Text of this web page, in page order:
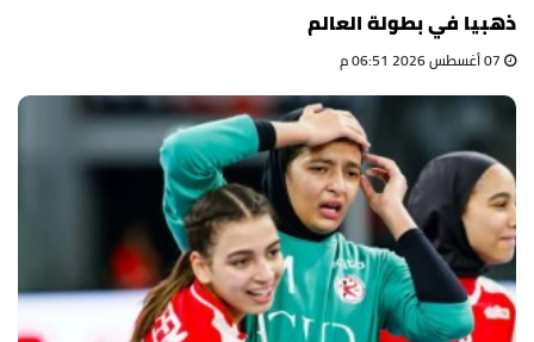
ذهبيا في بطولة العالم